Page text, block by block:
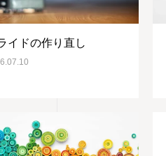
イドの作り直し